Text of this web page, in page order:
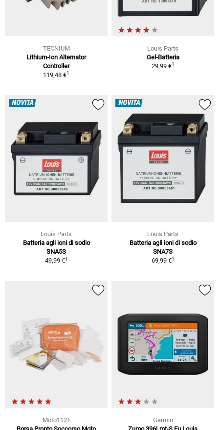
TECNIUM
Lithium-Ion Alternator
Controller
119,48 €1
Louis Parts
Gel-Batteria
29,99 €1
NOVITÀ
Louis Parts
Batteria agli ioni di sodio
SNA5S
49,99 €1
NOVITÀ
Louis Parts
Batteria agli ioni di sodio
SNA7S
69,99 €1
Moto112+
Garmin